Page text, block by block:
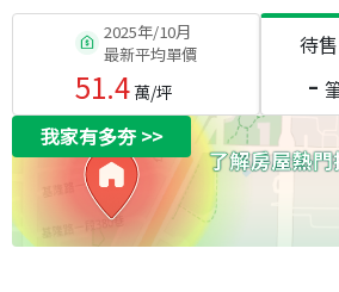
2025年/10月
最新平均單價
51.4萬/坪
待售
-
我家有多夯>>